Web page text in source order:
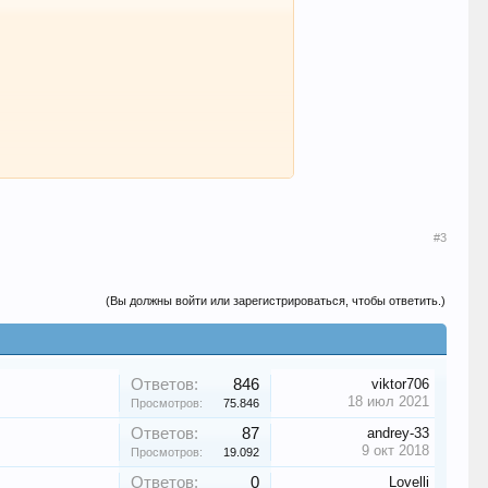
#3
(Вы должны войти или зарегистрироваться, чтобы ответить.)
Ответов: 846
Просмотров: 75.846
viktor706
18 июл 2021
Ответов: 87
Просмотров: 19.092
andrey-33
9 окт 2018
Ответов: 0 Lovelli